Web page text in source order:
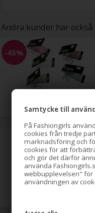
Samtycke till
På Fashiongirls
cookies från tredje
marknadsföring och
cookies för att
och gör det därför
använda
webbupplevelsen" för
användningen av
Andra kunder har också
-45%